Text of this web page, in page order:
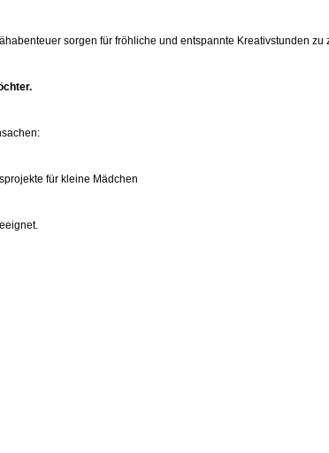
sorgen für fröhliche und entspannte Kreativstunden zu
für kleine Mädchen